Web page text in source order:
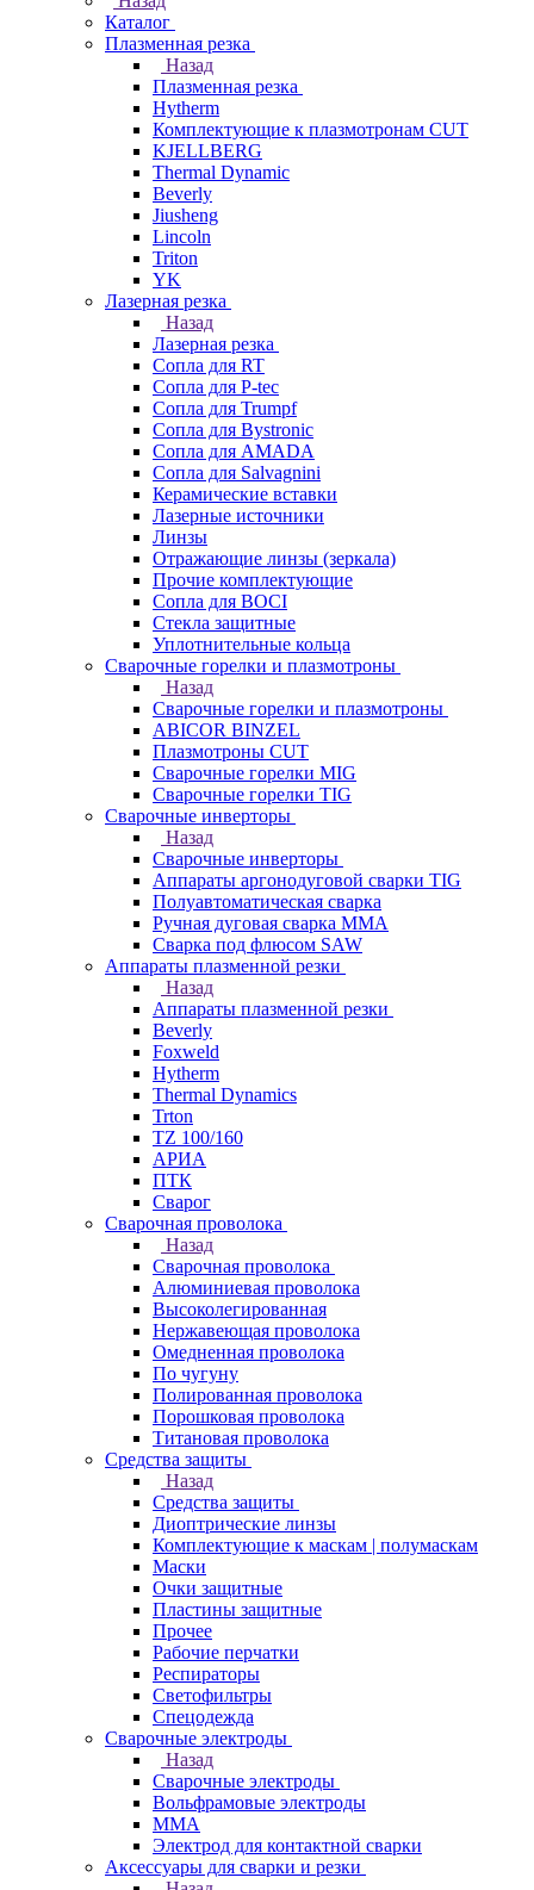
Каталог
Плазменная резка
Назад
Плазменная резка
Hytherm
Комплектующие к плазмотронам CUT
KJELLBERG
Thermal Dynamic
Beverly
Jiusheng
Lincoln
Triton
YK
Лазерная резка
Назад
Лазерная резка
Сопла для RT
Сопла для P-tec
Сопла для Trumpf
Сопла для Bystronic
Сопла для AMADA
Сопла для Salvagnini
Керамические вставки
Лазерные источники
Линзы
Отражающие линзы (зеркала)
Прочие комплектующие
Сопла для BOCI
Стекла защитные
Уплотнительные кольца
Сварочные горелки и плазмотроны
Назад
Сварочные горелки и плазмотроны
ABICOR BINZEL
Плазмотроны CUT
Сварочные горелки MIG
Сварочные горелки TIG
Сварочные инверторы
Назад
Сварочные инверторы
Аппараты аргонодуговой сварки TIG
Полуавтоматическая сварка
Ручная дуговая сварка MMA
Сварка под флюсом SAW
Аппараты плазменной резки
Назад
Аппараты плазменной резки
Beverly
Foxweld
Hytherm
Thermal Dynamics
Trton
TZ 100/160
АРИА
ПТК
Сварог
Сварочная проволока
Назад
Сварочная проволока
Алюминиевая проволока
Высоколегированная
Нержавеющая проволока
Омедненная проволока
По чугуну
Полированная проволока
Порошковая проволока
Титановая проволока
Средства защиты
Назад
Средства защиты
Диоптрические линзы
Комплектующие к маскам | полумаскам
Маски
Очки защитные
Пластины защитные
Прочее
Рабочие перчатки
Респираторы
Светофильтры
Спецодежда
Сварочные электроды
Назад
Сварочные электроды
Вольфрамовые электроды
ММА
Электрод для контактной сварки
Аксессуары для сварки и резки